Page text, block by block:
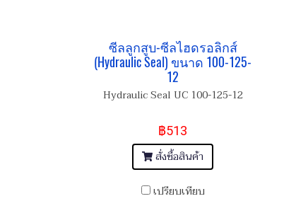
ซีลลูกสูบ-ซีลไฮดรอลิกส์
(Hydraulic Seal) ขนาด 100-125-
12
Hydraulic Seal UC 100-125-12
฿513
สั่งซื้อสินค้า
เปรียบเทียบ